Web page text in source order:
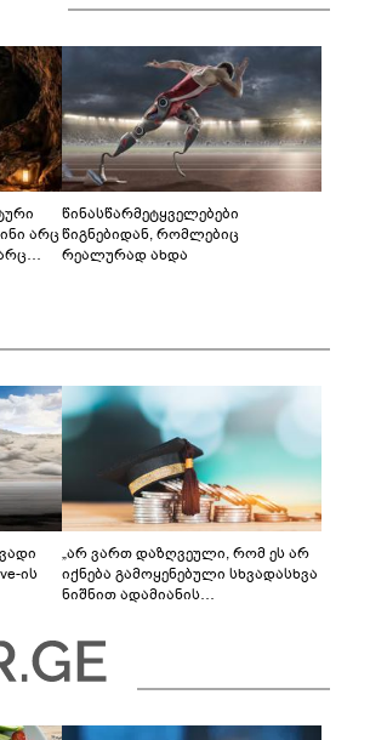
არც
წინასწარმეტყველებები
წიგნებიდან, რომლებიც
რეალურად ახდა
ის
„არ ვართ დაზღვეული, რომ ეს არ
იქნება გამოყენებული სხვადასხვა
ნიშნით ადამიანის
უფსკრულისკენ მიდის“